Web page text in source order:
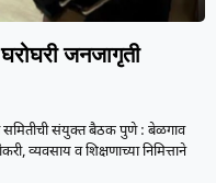
जनजागृती
समितीची संयुक्त बैठक पुणे : बेळगाव
व्यवसाय व शिक्षणाच्या निमित्ताने